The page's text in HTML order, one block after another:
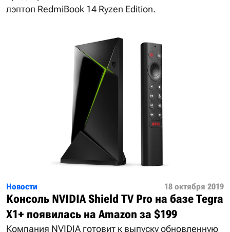
лэптоп RedmiBook 14 Ryzen Edition.
Новости 18 октября 2019
Консоль NVIDIA Shield TV Pro на базе Tegra
X1+ появилась на Amazon за $199
Компания NVIDIA готовит к выпуску обновленную